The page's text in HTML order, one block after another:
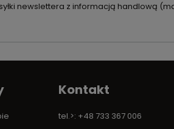
newslettera z informacją handlową
Kontakt
tel.>: +48 733 367 006